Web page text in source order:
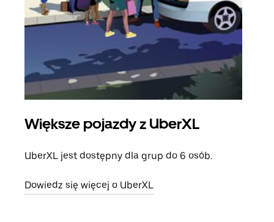
Większe pojazdy z UberXL
UberXL jest dostępny dla grup do 6 osób.
Dowiedz się więcej o UberXL